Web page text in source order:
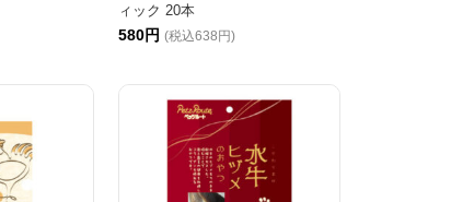
ィック 20本
580円 (税込638円)